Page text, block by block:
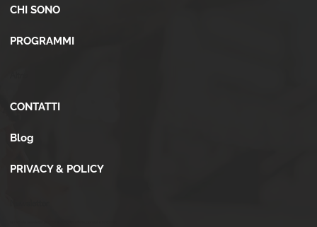
CHI SONO
PROGRAMMI
CONTATTI
Blog
PRIVACY & POLICY